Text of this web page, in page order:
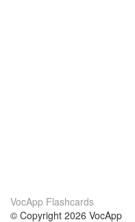
VocApp Flashcards
© Copyright 2026 VocApp